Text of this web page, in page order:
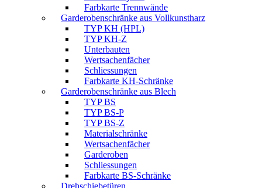
Farbkarte Trennwände
Garderobenschränke aus Vollkunstharz
TYP KH (HPL)
TYP KH-Z
Unterbauten
Wertsachenfächer
Schliessungen
Farbkarte KH-Schränke
Garderobenschränke aus Blech
TYP BS
TYP BS-P
TYP BS-Z
Materialschränke
Wertsachenfächer
Garderoben
Schliessungen
Farbkarte BS-Schränke
Drehschiebetüren